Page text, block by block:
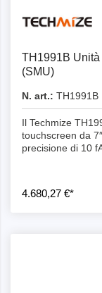
TH1991B
(SMU)
N. art.: TH1991B
Il Techmize
touchscreen da
precisione di 10
4.680,27 €*